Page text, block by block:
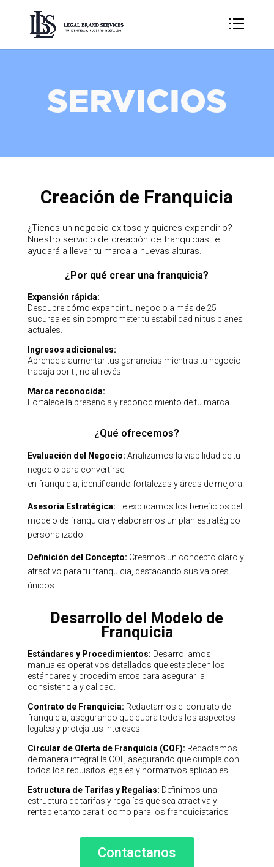
SERVICIOS
Creación de Franquicia
¿Tienes un negocio exitoso y quieres expandirlo?
Nuestro servicio de creación de franquicias te
ayudará a llevar tu marca a nuevas alturas.
¿Por qué crear una franquicia?
Expansión rápida:
Descubre cómo expandir tu negocio a más de 25
sucursales sin comprometer tu estabilidad ni tus planes
actuales.
Ingresos adicionales:
Aprende a aumentar tus ganancias mientras tu negocio
trabaja por ti, no al revés.
Marca reconocida:
Fortalece la presencia y reconocimiento de tu marca.
¿Qué ofrecemos?
Evaluación del Negocio: Analizamos la viabilidad de tu
negocio para convertirse
en franquicia, identificando fortalezas y áreas de mejora.
Asesoría Estratégica: Te explicamos los beneficios del
modelo de franquicia y elaboramos un plan estratégico
personalizado.
Definición del Concepto: Creamos un concepto claro y
atractivo para tu franquicia, destacando sus valores
únicos.
Desarrollo del Modelo de
Franquicia
Estándares y Procedimientos: Desarrollamos
manuales operativos detallados que establecen los
estándares y procedimientos para asegurar la
consistencia y calidad.
Contrato de Franquicia: Redactamos el contrato de
franquicia, asegurando que cubra todos los aspectos
legales y proteja tus intereses.
Circular de Oferta de Franquicia (COF): Redactamos
de manera integral la COF, asegurando que cumpla con
todos los requisitos legales y normativos aplicables.
Estructura de Tarifas y Regalías: Definimos una
estructura de tarifas y regalías que sea atractiva y
rentable tanto para ti como para los franquiciatarios
Contactanos